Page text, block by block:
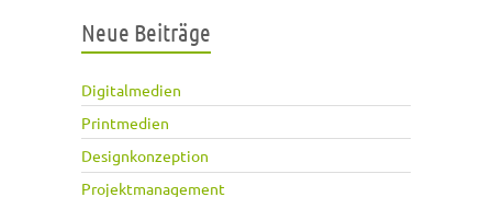
Neue Beiträge
Digitalmedien
Printmedien
Designkonzeption
Projektmanagement